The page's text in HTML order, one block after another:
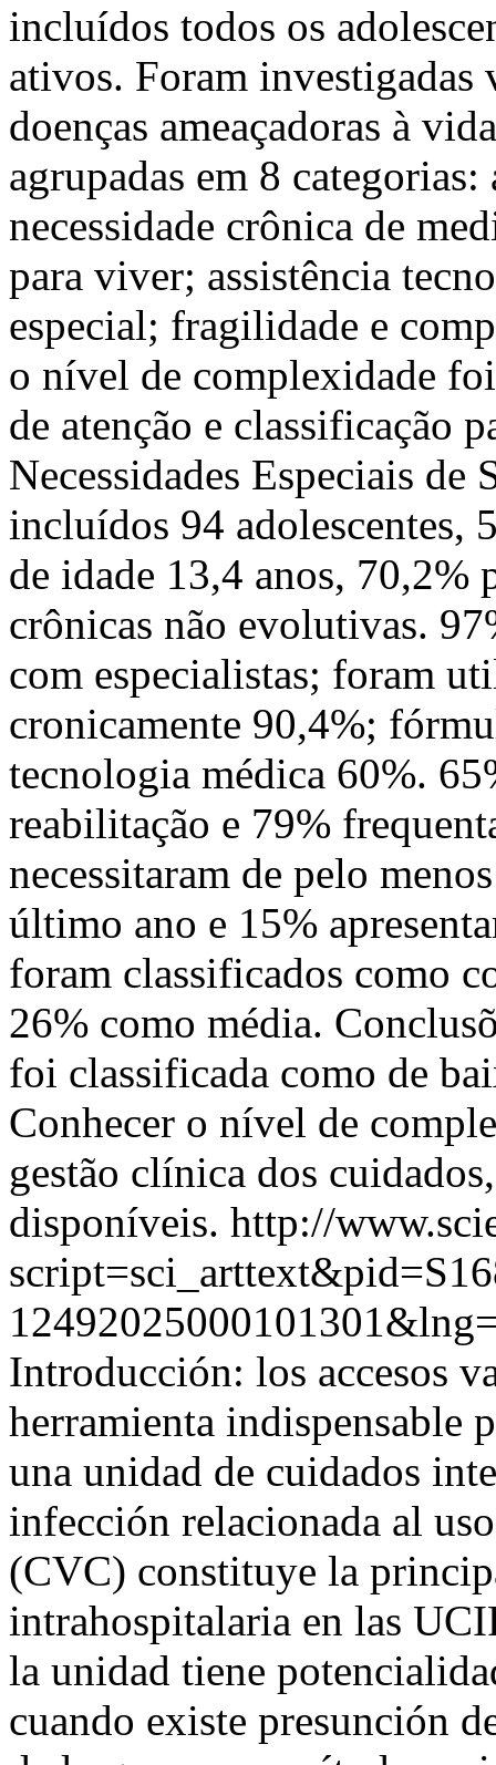
incluídos todos os
ativos. Foram investigadas
doenças ameaçadoras à
agrupadas em 8
necessidade crônica de
para viver; assistência
especial; fragilidade e
o nível de complexidade
de atenção e classificação
Necessidades Especiais de
incluídos 94 adolescentes,
de idade 13,4 anos, 70,2%
crônicas não evolutivas.
com especialistas; foram
cronicamente 90,4%;
tecnologia médica 60%.
reabilitação e 79%
necessitaram de pelo
último ano e 15%
foram classificados como
26% como média.
foi classificada como de
Conhecer o nível de
gestão clínica dos
disponíveis. http://
Introducción: los accesos
herramienta indispensable
una unidad de cuidados
infección relacionada al
(CVC) constituye la
intrahospitalaria en las
la unidad tiene
cuando existe presunción